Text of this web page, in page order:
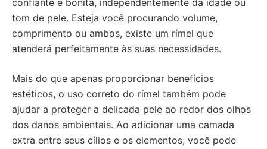
confiante e bonita, independentemente da idade ou
tom de pele. Esteja você procurando volume,
comprimento ou ambos, existe um rímel que
atenderá perfeitamente às suas necessidades.
Mais do que apenas proporcionar benefícios
estéticos, o uso correto do rímel também pode
ajudar a proteger a delicada pele ao redor dos olhos
dos danos ambientais. Ao adicionar uma camada
extra entre seus cílios e os elementos, você pode